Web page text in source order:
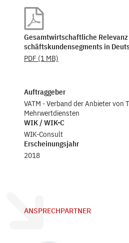
Gesamtwirtschaftliche
schäftskundensegments in
PDF (1 MB)
Auftraggeber
VATM - Verband der Anbieter
Mehrwertdiensten
WIK / WIK-C
WIK-Consult
Erscheinungsjahr
2018
ANSPRECHPARTNER